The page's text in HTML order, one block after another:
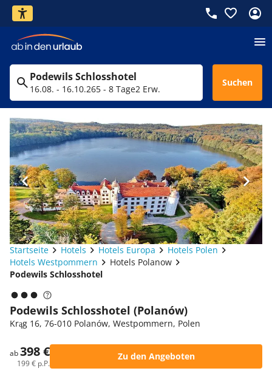
Podewils Schlosshotel
16.08. - 16.10.265 - 8 Tage2 Erw.
Suchen
Startseite Hotels Hotels Europa
Hotels Polen
Hotels Westpommern
Hotels Polanow
Podewils Schlosshotel
Podewils Schlosshotel (Polanów)
Krąg 16, 76-010 Polanów, Westpommern, Polen
ab398 €
199 € p.P.
Zu den Angeboten